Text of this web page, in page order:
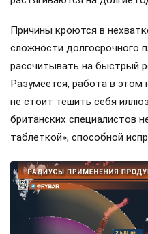
Причины кроются в
сложности долгосрочного
рассчитывать на быстрый
Разумеется, работа в этом
не стоит тешить себя
британских специалистов
таблеткой», способной